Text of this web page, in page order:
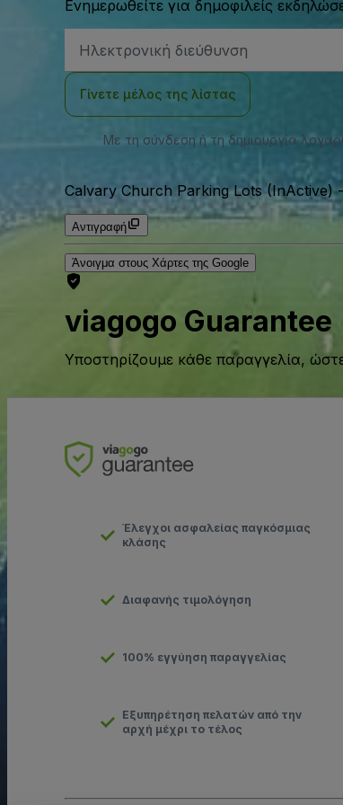
Ενημερωθείτε για δημοφιλείς
Email
Γίνετε μέλος της λίστας
Με τη σύνδεση ή τη δημιουργία
Calvary Church Parking Lots (InActive)-
Αντιγραφή
Άνοιγμα στους Χάρτες της Google
viagogo Guarantee
Υποστηρίζουμε κάθε παραγγελία,
Έλεγχοι ασφαλείας παγκόσμιας
κλάσης
Διαφανής τιμολόγηση
100% εγγύηση παραγγελίας
Εξυπηρέτηση πελατών από την
αρχή μέχρι το τέλος